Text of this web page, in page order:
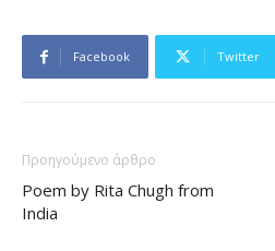
Facebook Twitter
Προηγούμενο άρθρο
Poem by Rita Chugh from
India